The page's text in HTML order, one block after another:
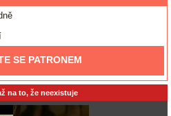
SE PATRONEM
na to, že neexistuje